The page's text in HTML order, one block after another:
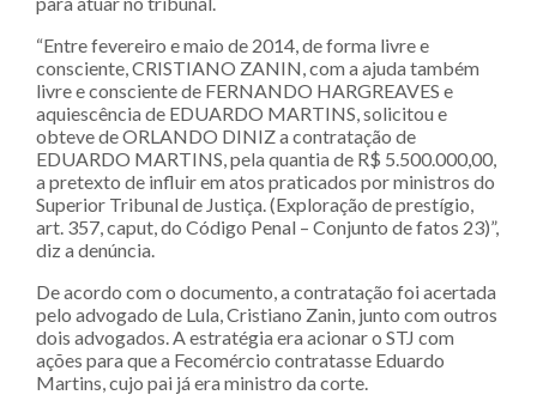
“Entre fevereiro e maio de 2014, de forma livre e
consciente, CRISTIANO ZANIN, com a ajuda também
livre e consciente de FERNANDO HARGREAVES e
aquiescência de EDUARDO MARTINS, solicitou e
obteve de ORLANDO DINIZ a contratação de
EDUARDO MARTINS, pela quantia de R$ 5.500.000,00,
a pretexto de influir em atos praticados por ministros do
Superior Tribunal de Justiça. (Exploração de prestígio,
art. 357, caput, do Código Penal – Conjunto de fatos 23)”,
diz a denúncia.
De acordo com o documento, a contratação foi acertada
pelo advogado de Lula, Cristiano Zanin, junto com outros
dois advogados. A estratégia era acionar o STJ com
ações para que a Fecomércio contratasse Eduardo
Martins, cujo pai já era ministro da corte.